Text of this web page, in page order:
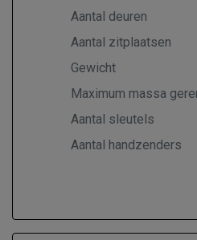
Aantal deuren
Aantal zitplaatsen
Gewicht
Maximum massa
Aantal sleutels
Aantal handzenders